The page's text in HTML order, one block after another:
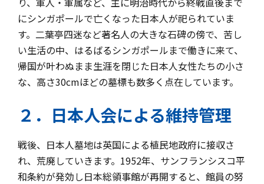
にシンガポールで亡くなった日本人が祀られていま
す。二葉亭四迷など著名人の大きな石碑の傍で、苦し
い生活の中、はるばるシンガポールまで働きに来て、
帰国が叶わぬまま生涯を閉じた日本人女性たちの小さ
な、高さ30cmほどの墓標も数多く点在しています。
２．日本人会による維持管理
戦後、日本人墓地は英国による植民地政府に接収さ
れ、荒廃していきます。1952年、サンフランシスコ平
和条約が発効し日本総領事館が再開すると、館員の努